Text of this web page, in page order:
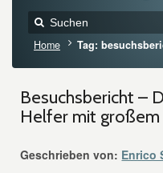
Home Tag:
Besuchsbericht –
Helfer mit
Geschrieben von: Enrico